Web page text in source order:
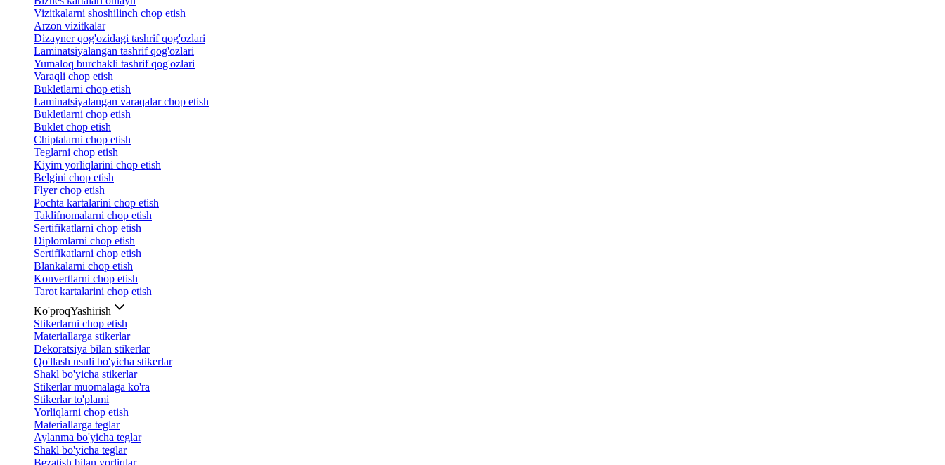
Vizitkalarni shoshilinch chop etish
Arzon vizitkalar
Dizayner qog'ozidagi tashrif qog'ozlari
Laminatsiyalangan tashrif qog'ozlari
Yumaloq burchakli tashrif qog'ozlari
Varaqli chop etish
Bukletlarni chop etish
Laminatsiyalangan varaqalar chop etish
Bukletlarni chop etish
Buklet chop etish
Chiptalarni chop etish
Teglarni chop etish
Kiyim yorliqlarini chop etish
Belgini chop etish
Flyer chop etish
Pochta kartalarini chop etish
Taklifnomalarni chop etish
Sertifikatlarni chop etish
Diplomlarni chop etish
Sertifikatlarni chop etish
Blankalarni chop etish
Konvertlarni chop etish
Tarot kartalarini chop etish
Ko'proqYashirish
Stikerlarni chop etish
Materiallarga stikerlar
Dekoratsiya bilan stikerlar
Qo'llash usuli bo'yicha stikerlar
Shakl bo'yicha stikerlar
Stikerlar muomalaga ko'ra
Stikerlar to'plami
Yorliqlarni chop etish
Materiallarga teglar
Aylanma bo'yicha teglar
Shakl bo'yicha teglar
Bezatish bilan yorliqlar